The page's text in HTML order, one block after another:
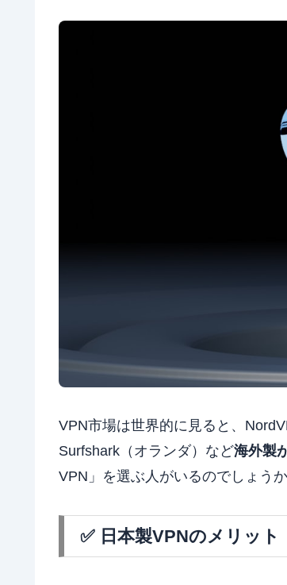
VPN市場は世界的に見ると、
Surfshark（オランダ）など海外製
VPN」を選ぶ人がいるのでしょうか
✅ 日本製VPNのメリット